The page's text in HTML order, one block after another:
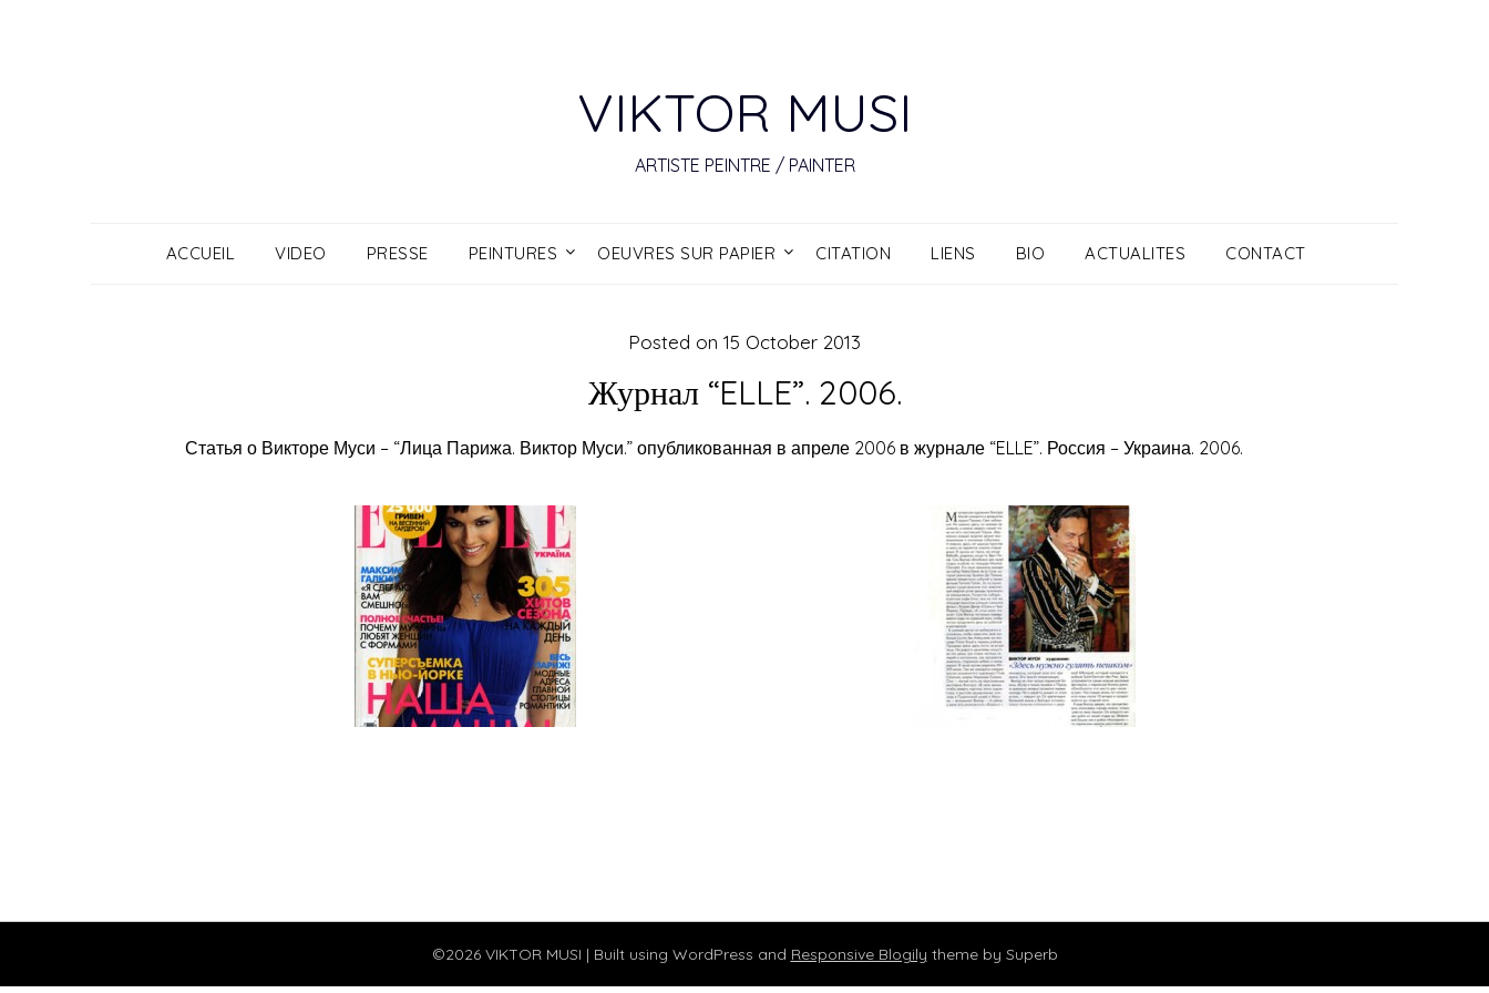
VIKTOR MUSI
ARTISTE PEINTRE / PAINTER
ACCUEIL VIDEO PRESSE PEINTURES OEUVRES SUR PAPIER CITATION LIENS BIO ACTUALITES CONTACT
Журнал “ELLE”. 2006.
Posted on 15 October 2013
Статья о Викторе Муси – “Лица Парижа. Виктор Муси.” опубликованная в апреле 2006 в журнале “ELLE”. Россия – Украина. 2006.
©2026 VIKTOR MUSI | Built using WordPress and Responsive Blogily theme by Superb